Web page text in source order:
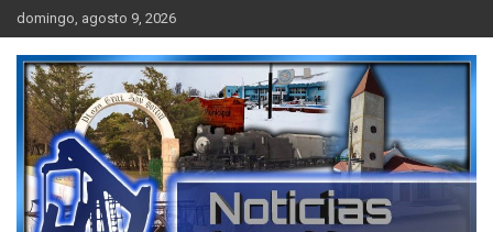
Skip
to
content
domingo, agosto 9, 2026